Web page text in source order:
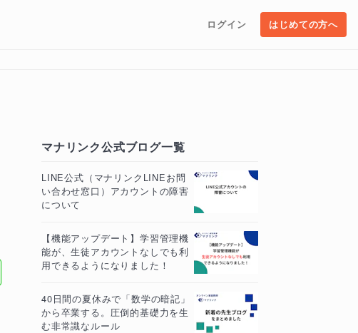
ログイン はじめての方へ
マナリンク公式ブログ一覧
LINE公式（マナリンクLINEお問
い合わせ窓口）アカウントの障害
について
【機能アップデート】学習管理機
能が、生徒アカウントなしでも利
用できるようになりました！
40日間の夏休みで「数学の暗記」
から卒業する。圧倒的基礎力を生
む非常識なルール